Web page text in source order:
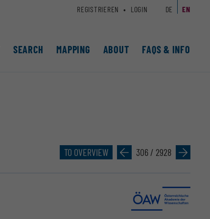
SEARCH MAPPING ABOUT FAQS & INFO
REGISTRIEREN LOGIN DE EN
TO OVERVIEW » 306 / 2928 »